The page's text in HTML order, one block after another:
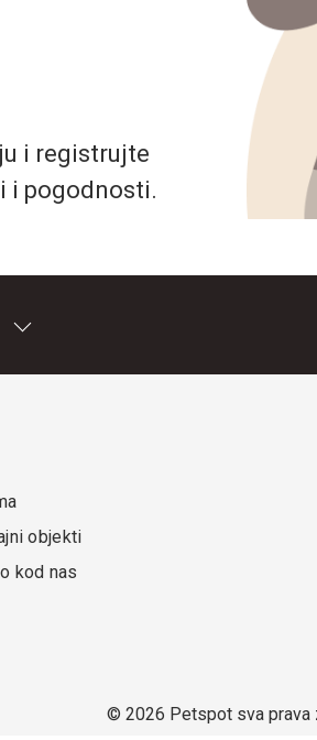
i registrujte
i pogodnosti.
objekti
kod nas
© 2026 Petspot sva